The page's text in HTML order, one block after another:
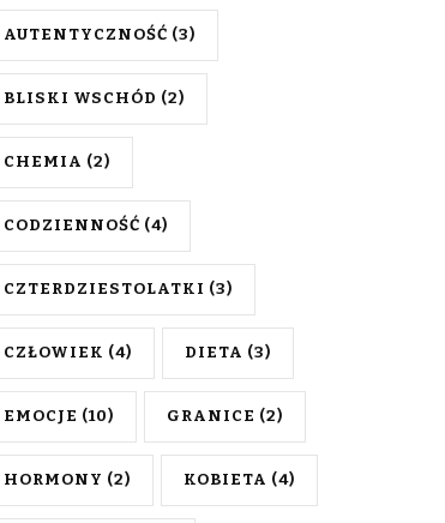
AUTENTYCZNOŚĆ (3)
BLISKI WSCHÓD (2)
CHEMIA (2)
CODZIENNOŚĆ (4)
CZTERDZIESTOLATKI (3)
CZŁOWIEK (4) DIETA (3)
EMOCJE (10) GRANICE (2)
HORMONY (2) KOBIETA (4)